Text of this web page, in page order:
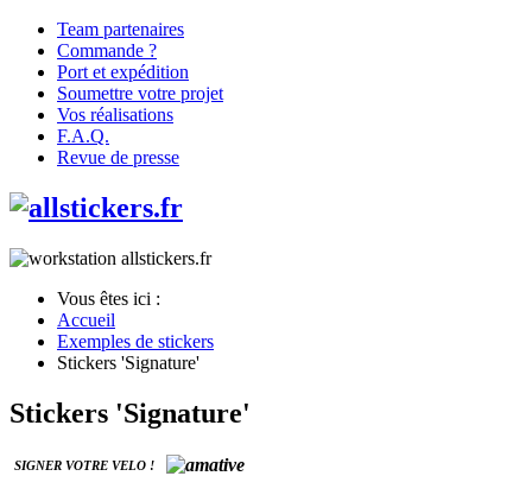
Team partenaires
Commande ?
Port et expédition
Soumettre votre projet
Vos réalisations
F.A.Q.
Revue de presse
Vous êtes ici :
Accueil
Exemples de stickers
Stickers 'Signature'
Stickers 'Signature'
SIGNER VOTRE VELO !